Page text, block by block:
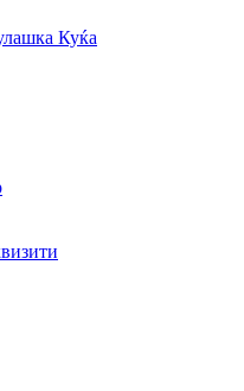
Куќа